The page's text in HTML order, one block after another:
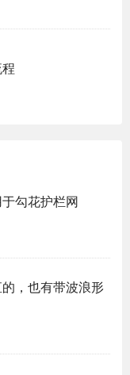
勾花护栏网
，也有带波浪形